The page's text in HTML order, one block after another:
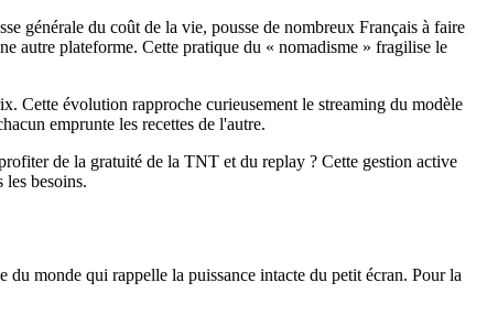
générale du coût de la vie, pousse de nombreux Français à faire
autre plateforme. Cette pratique du « nomadisme » fragilise le
Cette évolution rapproche curieusement le streaming du modèle
emprunte les recettes de l'autre.
de la gratuité de la TNT et du replay ? Cette gestion active
les besoins.
monde qui rappelle la puissance intacte du petit écran. Pour la